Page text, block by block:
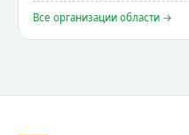
Все организации области →